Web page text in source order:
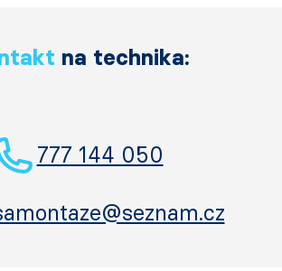
na technika:
777 144 050